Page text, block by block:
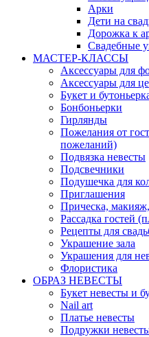
Арки
Дети на
Дорожка к
Свадебные
МАСТЕР-КЛАССЫ
Аксессуары для
Аксессуары для
Букет и
Бонбоньерки
Гирлянды
Пожелания от
пожеланий)
Подвязка невесты
Подсвечники
Подушечка для
Приглашения
Прическа,
Рассадка гостей
Рецепты для
Украшение зала
Украшения для
Флористика
ОБРАЗ НЕВЕСТЫ
Букет невесты и
Nail art
Платье невесты
Подружки